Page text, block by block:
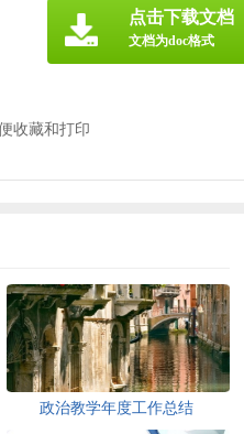
收藏和打印
点击下载文档
文档为doc格式
政治教学年度工作总结